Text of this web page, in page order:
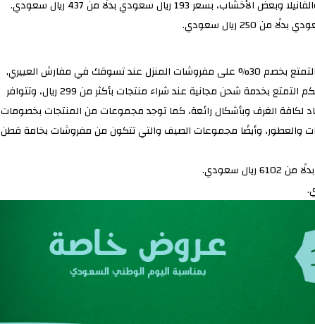
من الآن وحتى شهر قادم أي حتى اليوم الوطني السعودي يمكنك التمتع بخصم 30% على مفروشات المنزل عند تسوقك في مفارش العييري,
وذلك من خلال استخدام الكود “سعودي” عند الشراء، كما أنه يمكنكم التمتع بخدمة شحن مجانية عند شراء منتجات بأكثر من 299 ريال، وتتوافر
لكافة الغرف وبأشكال رائعة، كما توجد مجموعات من المنتجات بخصومات
والعطور، وأيضًا مجموعات الصيف والتي تتكون من مفروشات بخامة قطن